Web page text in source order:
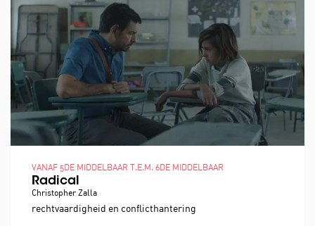
Radical
Christopher Zalla
VANAF 5DE MIDDELBAAR T.E.M. 6DE MIDDELBAAR
rechtvaardigheid en conflicthantering